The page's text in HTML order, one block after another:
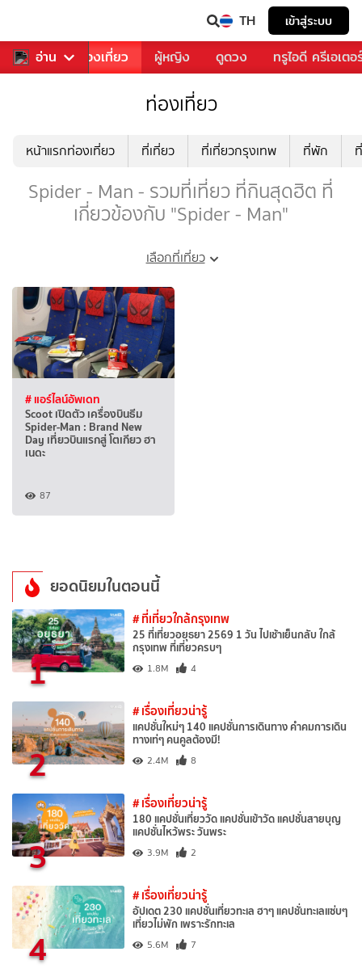
TH เข้าสู่ระบบ
อ่าน
อาหาร ท่องเที่ยว ผู้หญิง ดูดวง ทรูไอดี ครีเอเตอ
ท่องเที่ยว
หน้าแรกท่องเที่ยว ที่เที่ยว ที่เที่ยวกรุงเทพ ที่พัก
Spider - Man - รวมที่เที่ยว ที่กินสุดฮิต ที่
เกี่ยวข้องกับ "Spider - Man"
เลือกที่เที่ยว
# แอร์ไลน์อัพเดท
Scoot เปิดตัว เครื่องบินธีม
Spider-Man : Brand New
Day เที่ยวบินแรกสู่ โตเกียว ฮา
เนดะ
87
ยอดนิยมในตอนนี้
1
# ที่เที่ยวใกล้กรุงเทพ
25 ที่เที่ยวอยุธยา 2569 1 วัน ไปเช้าเย็นกลับ ใกล้
กรุงเทพ ที่เที่ยวครบๆ
1.8M 4
2
# เรื่องเที่ยวน่ารู้
แคปชั่นใหม่ๆ 140 แคปชั่นการเดินทาง คำคมการเดิน
ทางเท่ๆ คนคูลต้องมี!
2.4M 8
3
# เรื่องเที่ยวน่ารู้
180 แคปชั่นเที่ยววัด แคปชั่นเข้าวัด แคปชั่นสายบุญ
แคปชั่นไหว้พระ วันพระ
3.9M 2
4
# เรื่องเที่ยวน่ารู้
อัปเดต 230 แคปชั่นเที่ยวทะเล ฮาๆ แคปชั่นทะเลแซ่บๆ
เที่ยวไม่พัก เพราะรักทะเล
5.6M 7